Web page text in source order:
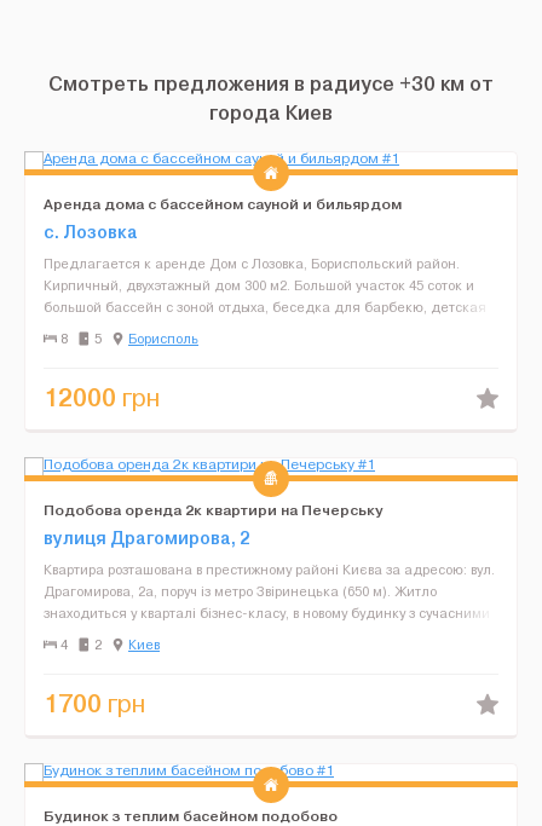
Смотреть предложения в радиусе +30 км от
города Киев
Аренда дома с бассейном сауной и бильярдом
с. Лозовка
Предлагается к аренде Дом с Лозовка, Бориспольский район.
Кирпичный, двухэтажный дом 300 м2. Большой участок 45 соток и
большой бассейн с зоной отдыха, беседка для барбекю, детская
площадка и отдельный домик с обустроенной сауной ...
8 5 Борисполь
12000 грн
Подобова оренда 2к квартири на Печерську
вулиця Драгомирова, 2
Квартира розташована в престижному районі Києва за адресою: вул.
Драгомирова, 2а, поруч із метро Звіринецька (650 м). Житло
знаходиться у кварталі бізнес-класу, в новому будинку з сучасними
комунікаціями. У пішій доступності &md...
4 2 Киев
1700 грн
Будинок з теплим басейном подобово